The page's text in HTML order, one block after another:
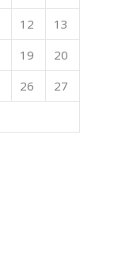
12
13
19
20
26
27